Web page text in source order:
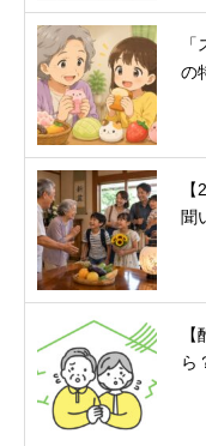
の
聞
ら